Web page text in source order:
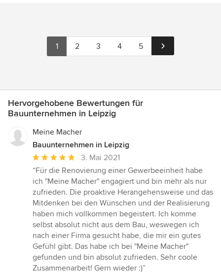
1 2 3 4 5
Hervorgehobene Bewertungen für
Bauunternehmen in Leipzig
Meine Macher
Bauunternehmen in Leipzig
Durchschnittliche
Bewertung:
5
von
5
Sternen
3. Mai 2021
“Für die Renovierung einer Gewerbeeinheit habe
ich "Meine Macher" engagiert und bin mehr als nur
zufrieden. Die proaktive Herangehensweise und das
Mitdenken bei den Wünschen und der Realisierung
haben mich vollkommen begeistert. Ich komme
selbst absolut nicht aus dem Bau, weswegen ich
nach einer Firma gesucht habe, die mir ein gutes
Gefühl gibt. Das habe ich bei "Meine Macher"
gefunden und bin absolut zufrieden. Sehr coole
Zusammenarbeit! Gern wieder :)”